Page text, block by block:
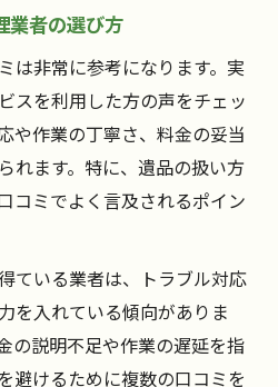
業者の選び方
は非常に参考になります。実
スを利用した方の声をチェッ
や作業の丁寧さ、料金の妥当
れます。特に、遺品の扱い方
コミでよく言及されるポイン
ている業者は、トラブル対応
を入れている傾向がありま
の説明不足や作業の遅延を指
避けるために複数の口コミを